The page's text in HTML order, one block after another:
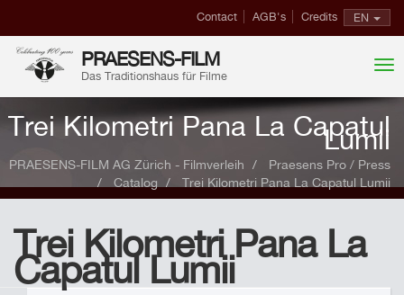
EN
Contact AGB's Credits
PRAESENS-FILM
Das Traditionshaus für Filme
Trei Kilometri Pana La Capatul
Lumii
PRAESENS-FILM AG Zürich - Filmverleih
Praesens Pro / Press
Catalog
Trei Kilometri Pana La Capatul Lumii
Trei Kilometri Pana La
Capatul Lumii